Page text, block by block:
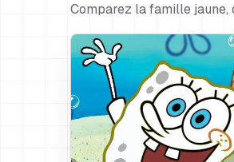
Comparez la famille jaune,